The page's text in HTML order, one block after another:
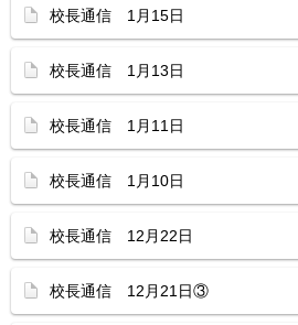
校長通信 1月15日
校長通信 1月13日
校長通信 1月11日
校長通信 1月10日
校長通信 12月22日
校長通信 12月21日③